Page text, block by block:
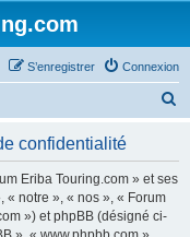
Connexion
S’enregistrer
confidentialité
Eriba Touring.com » et ses
notre », « nos », « Forum
») et phpBB (désigné ci-